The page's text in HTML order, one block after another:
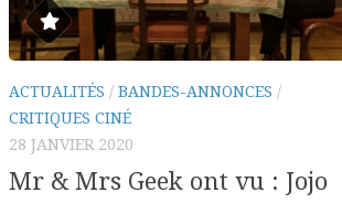
ACTUALITÉS / BANDES-ANNONCES /
CRITIQUES CINÉ
28 JANVIER 2020
Mr & Mrs Geek ont vu : Jojo